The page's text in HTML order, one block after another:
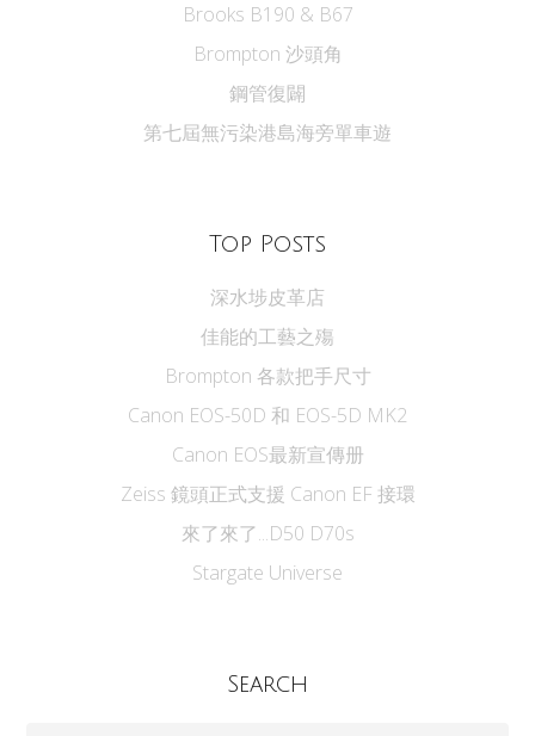
Brooks B190 & B67
Brompton 沙頭角
鋼管復闢
第七屆無污染港島海旁單車遊
Top Posts
深水埗皮革店
佳能的工藝之殤
Brompton 各款把手尺寸
Canon EOS-50D 和 EOS-5D MK2
Canon EOS最新宣傳册
Zeiss 鏡頭正式支援 Canon EF 接環
來了來了...D50 D70s
Stargate Universe
Search